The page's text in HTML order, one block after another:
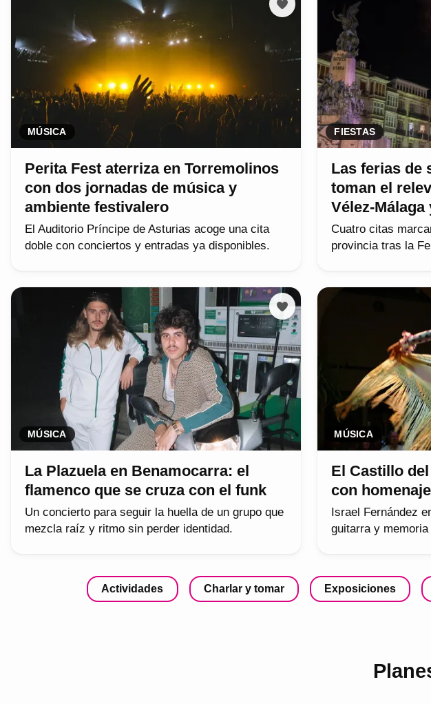
MÚSICA
Perita Fest aterriza en Torremolinos
con dos jornadas de música y
ambiente festivalero
El Auditorio Príncipe de Asturias acoge una cita
doble con conciertos y entradas ya disponibles.
FIESTAS
Las ferias de
toman el
Vélez-
Cuatro citas
provincia tras la
MÚSICA
La Plazuela en Benamocarra: el
flamenco que se cruza con el funk
Un concierto para seguir la huella de un grupo que
mezcla raíz y ritmo sin perder identidad.
MÚSICA
El Castillo
con
Israel Fernández
guitarra y
Actividades Charlar y tomar Exposiciones